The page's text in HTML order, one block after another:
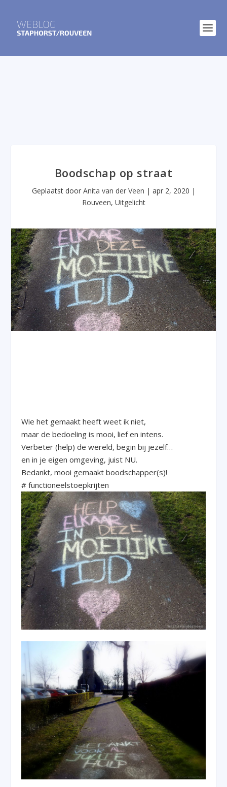
Boodschap op straat
Geplaatst door Anita van der Veen | apr 2, 2020 |
Rouveen, Uitgelicht
Wie het gemaakt heeft weet ik niet,
maar de bedoeling is mooi, lief en intens.
Verbeter (help) de wereld, begin bij jezelf…
en in je eigen omgeving, juist NU.
Bedankt, mooi gemaakt boodschapper(s)!
# functioneelstoepkrijten